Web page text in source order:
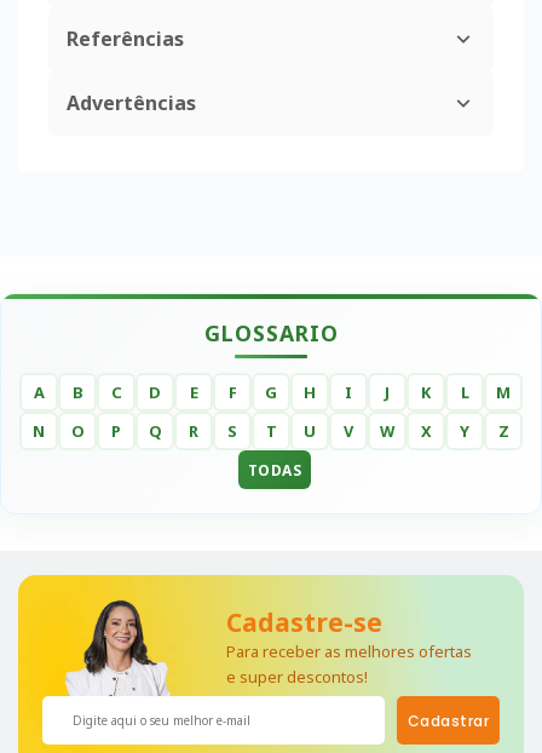
Referências
Advertências
GLOSSARIO
A B C D E F G H I J K L
M
N
O P Q R S T U V W X Y Z
TODAS
Cadastre-se
Para receber as melhores ofertas
e super descontos!
Cadastrar